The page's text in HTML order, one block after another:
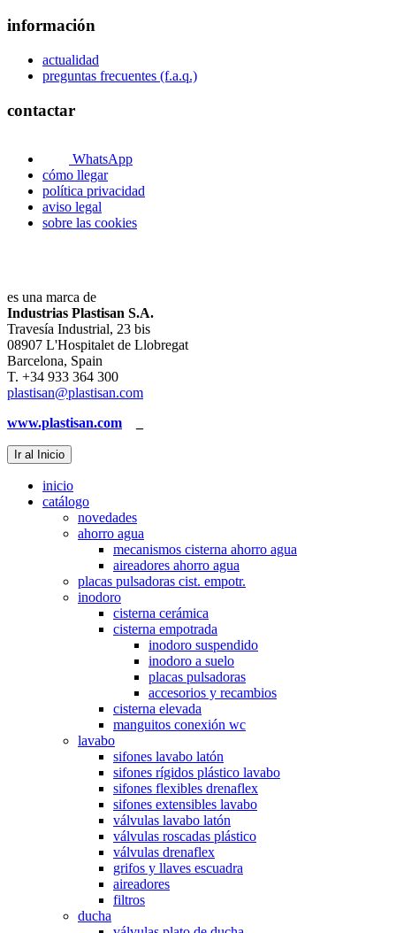
información
actualidad
preguntas frecuentes (f.a.q.)
contactar
WhatsApp
cómo llegar
política privacidad
aviso legal
sobre las cookies
es una marca de
Industrias Plastisan S.A.
Travesía Industrial, 23 bis
08907 L'Hospitalet de Llobregat
Barcelona, Spain
T. +34 933 364 300
plastisan@plastisan.com
www.plastisan.com
Ir al Inicio
inicio
catálogo
novedades
ahorro agua
mecanismos cisterna ahorro agua
aireadores ahorro agua
placas pulsadoras cist. empotr.
inodoro
cisterna cerámica
cisterna empotrada
inodoro suspendido
inodoro a suelo
placas pulsadoras
accesorios y recambios
cisterna elevada
manguitos conexión wc
lavabo
sifones lavabo latón
sifones rígidos plástico lavabo
sifones flexibles drenaflex
sifones extensibles lavabo
válvulas lavabo latón
válvulas roscadas plástico
válvulas drenaflex
grifos y llaves escuadra
aireadores
filtros
ducha